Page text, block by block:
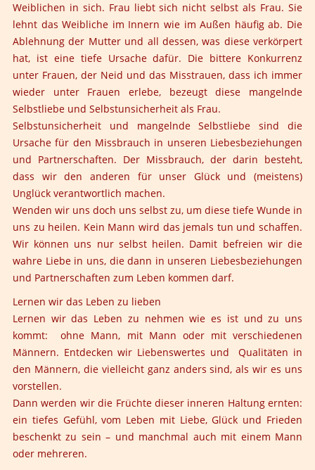
Weiblichen in sich. Frau liebt sich nicht selbst als Frau. Sie
lehnt das Weibliche im Innern wie im Außen häufig ab. Die
Ablehnung der Mutter und all dessen, was diese verkörpert
hat, ist eine tiefe Ursache dafür. Die bittere Konkurrenz
unter Frauen, der Neid und das Misstrauen, dass ich immer
wieder unter Frauen erlebe, bezeugt diese mangelnde
Selbstliebe und Selbstunsicherheit als Frau.
Selbstunsicherheit und mangelnde Selbstliebe sind die
Ursache für den Missbrauch in unseren Liebesbeziehungen
und Partnerschaften. Der Missbrauch, der darin besteht,
dass wir den anderen für unser Glück und (meistens)
Unglück verantwortlich machen.
Wenden wir uns doch uns selbst zu, um diese tiefe Wunde in
uns zu heilen. Kein Mann wird das jemals tun und schaffen.
Wir können uns nur selbst heilen. Damit befreien wir die
wahre Liebe in uns, die dann in unseren Liebesbeziehungen
und Partnerschaften zum Leben kommen darf.
Lernen wir das Leben zu lieben
Lernen wir das Leben zu nehmen wie es ist und zu uns
kommt: ohne Mann, mit Mann oder mit verschiedenen
Männern. Entdecken wir Liebenswertes und Qualitäten in
den Männern, die vielleicht ganz anders sind, als wir es uns
vorstellen.
Dann werden wir die Früchte dieser inneren Haltung ernten:
ein tiefes Gefühl, vom Leben mit Liebe, Glück und Frieden
beschenkt zu sein – und manchmal auch mit einem Mann
oder mehreren.